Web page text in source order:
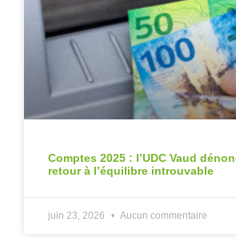
Comptes 2025 : l’UDC Vaud
retour à l’équilibre introuvable
juin 23, 2026 Aucun commentaire